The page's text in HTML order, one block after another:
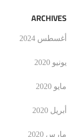
ARCHIVES
أغسطس 2024
يونيو 2020
مايو 2020
أبريل 2020
مارس 2020